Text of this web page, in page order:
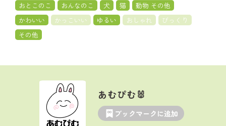
おとこのこ おんなのこ 犬 猫
動物 その他
かわいい
かっこいい ゆるい おしゃれ
びっくり
その他
あむぴむ🐰
ブックマークに追加